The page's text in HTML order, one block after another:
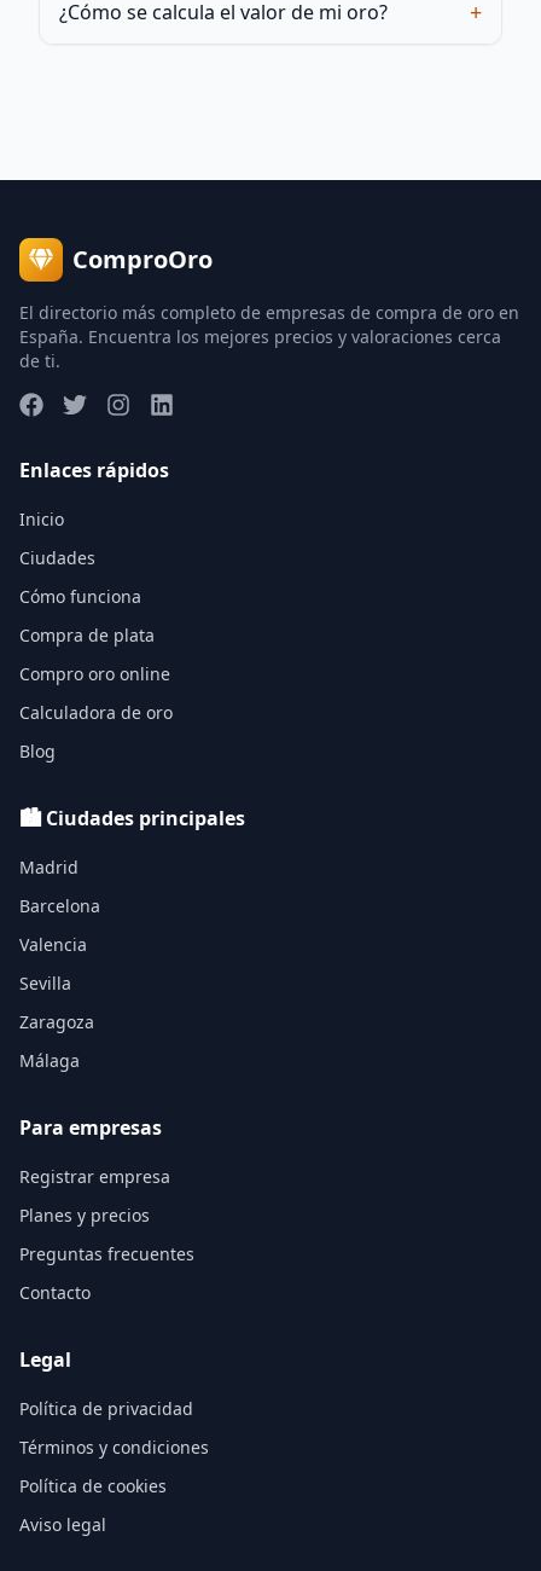
¿Cómo se calcula el valor de mi oro? +
ComproOro
El directorio más completo de empresas de compra de oro en
España. Encuentra los mejores precios y valoraciones cerca
de ti.
Enlaces rápidos
Inicio
Ciudades
Cómo funciona
Compra de plata
Compro oro online
Calculadora de oro
Blog
🏙️ Ciudades principales
Madrid
Barcelona
Valencia
Sevilla
Zaragoza
Málaga
Para empresas
Registrar empresa
Planes y precios
Preguntas frecuentes
Contacto
Legal
Política de privacidad
Términos y condiciones
Política de cookies
Aviso legal